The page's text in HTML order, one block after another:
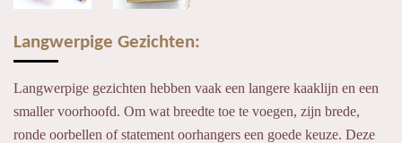
Langwerpige Gezichten:
Langwerpige gezichten hebben vaak een langere kaaklijn en een
smaller voorhoofd. Om wat breedte toe te voegen, zijn brede,
ronde oorbellen of statement oorhangers een goede keuze. Deze